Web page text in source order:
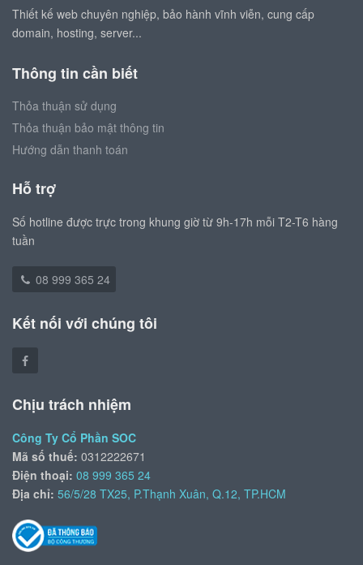
Thiết kế web chuyên nghiệp, bảo hành vĩnh viễn, cung cấp
domain, hosting, server...
Thông tin cần biết
Thỏa thuận sử dụng
Thỏa thuận bảo mật thông tin
Hướng dẫn thanh toán
Hỗ trợ
Số hotline được trực trong khung giờ từ 9h-17h mỗi T2-T6 hàng
tuần
08 999 365 24
Kết nối với chúng tôi
Chịu trách nhiệm
Công Ty Cổ Phần SOC
Mã số thuế: 0312222671
Điện thoại: 08 999 365 24
Địa chỉ: 56/5/28 TX25, P.Thạnh Xuân, Q.12, TP.HCM